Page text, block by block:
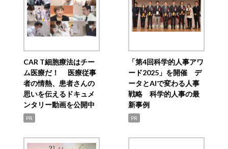
CAR T細胞療法はチー
ム医療だ！ 医療従事
者の情熱、患者さんの
思いを伝えるドキュメ
ンタリー動画を公開中
PR
「第4回科学的人事アワ
ード2025」を開催 デ
ータとAIで変わる人事
戦略 科学的人事の最
新事例
PR